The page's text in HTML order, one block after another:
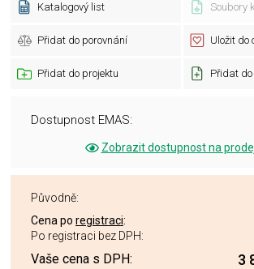
Katalogový list Soubory
Přidat do porovnání Uložit do
Přidat do projektu Přidat
Dostupnost EMAS:
Zobrazit dostupnost na
Původně:
Cena po registraci:
Po registraci bez DPH:
Vaše cena s DPH: 3